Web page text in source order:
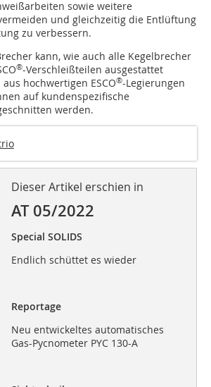
sowie weitere
und gleichzeitig die Entlüftung
zu verbessern.
kann, wie auch alle Kegelbrecher
®-Verschleißteilen ausgestattet
hochwertigen ESCO®-Legierungen
auf kundenspezifische
werden.
Dieser Artikel erschien in
AT 05/2022
Special SOLIDS
Endlich schüttet es wieder
Reportage
Neu entwickeltes automatisches
Gas-Pycnometer PYC 130-A